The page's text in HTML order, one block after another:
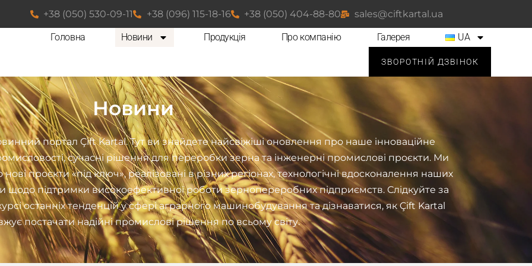
+38 (050) 530-09-11 +38 (096) 115-18-16 +38 (050) 404-88-80 sales@ciftkartal.ua
Головна Новини Продукція Про компанію Галерея UA
ЗВОРОТНІЙ ДЗВІНОК
Новини
портал Çift Kartal. Тут ви знайдете найсвіжіші оновлення про наше інноваційне
сучасні рішення для переробки зерна та інженерні промислові проєкти. Ми
проєкти «під ключ», реалізовані в різних регіонах, технологічні вдосконалення наших
щодо підтримки високоефективної роботи зернопереробних підприємств. Слідкуйте за
останніх тенденцій у сфері аграрного машинобудування та дізнаватися, як Çift Kartal
постачати надійні промислові рішення по всьому світу.